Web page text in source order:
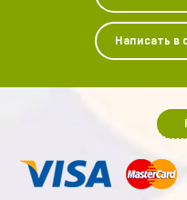
Написать в